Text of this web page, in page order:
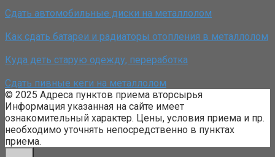
Сдать автомобильные диски на металлолом
Как сдать батареи и радиаторы отопления в металлолом
Куда деть старую одежду, переработка
Сдать пивные кеги на металлолом
© 2025 Адреса пунктов приема вторсырья
Информация указанная на сайте имеет
ознакомительный характер. Цены, условия приема и пр.
необходимо уточнять непосредственно в пунктах
приема.